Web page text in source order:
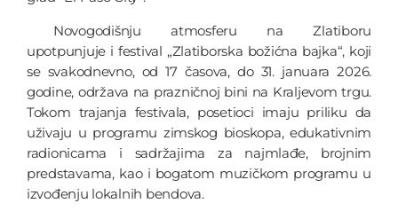
Novogodišnju atmosferu na Zlatiboru
upotpunjuje i festival „Zlatiborska božićna bajka“, koji
se svakodnevno, od 17 časova, do 31. januara 2026.
godine, održava na prazničnoj bini na Kraljevom trgu.
Tokom trajanja festivala, posetioci imaju priliku da
uživaju u programu zimskog bioskopa, edukativnim
radionicama i sadržajima za najmlađe, brojnim
predstavama, kao i bogatom muzičkom programu u
izvođenju lokalnih bendova.